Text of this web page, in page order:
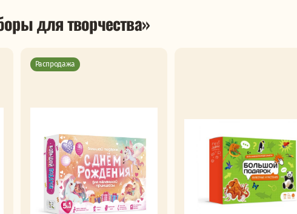
для творчества»
Распродажа